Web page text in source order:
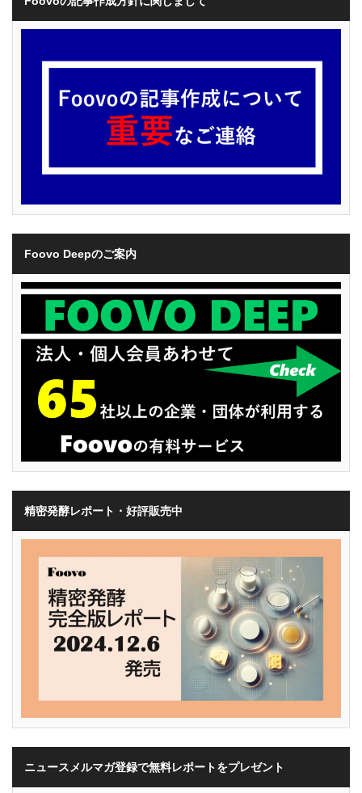
Foovo Deepのご案内
精密発酵レポート・好評販売中
ニュースメルマガ登録で無料レポートをプレゼント